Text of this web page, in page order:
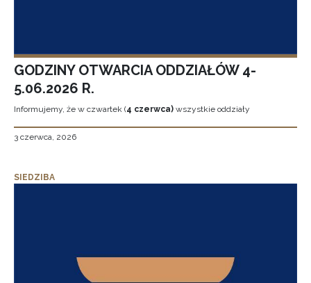
GODZINY OTWARCIA ODDZIAŁÓW 4-
5.06.2026 R.
Informujemy, że w czwartek (4 czerwca) wszystkie oddziały
3 czerwca, 2026
SIEDZIBA